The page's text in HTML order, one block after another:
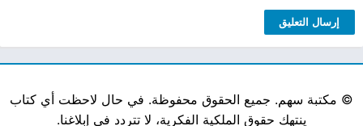
© مكتبة سهم. جميع الحقوق محفوظة. في حال لاحظت أي كتاب
ينتهك حقوق الملكية الفكرية، لا تتردد في إبلاغنا.